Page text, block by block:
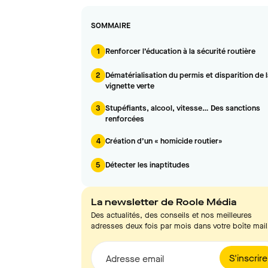
SOMMAIRE
1 Renforcer l’éducation à la sécurité routière
2 Dématérialisation du permis et disparition de
vignette verte
3 Stupéfiants, alcool, vitesse… Des sanctions
renforcées
4 Création d’un « homicide routier»
5 Détecter les inaptitudes
La newsletter de Roole Média
Des actualités, des conseils et nos meilleures
adresses deux fois par mois dans votre boîte
S'inscrire
Adresse email